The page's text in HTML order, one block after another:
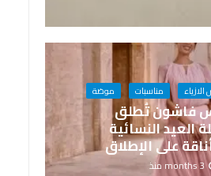
مناسبات موضة
فاشون تُطلق
العيد النسائية
على الإطلاق
3 months منذ